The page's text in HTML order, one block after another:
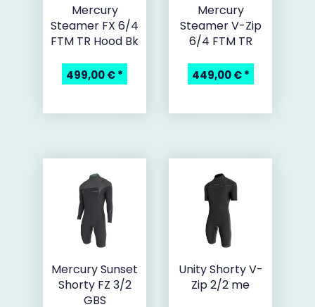
Mercury
Steamer FX 6/4
FTM TR Hood Bk
499,00 €*
Mercury
Steamer V-Zip
6/4 FTM TR
449,00 €*
Mercury Sunset
Shorty FZ 3/2
GBS
Unity Shorty V-
Zip 2/2 me